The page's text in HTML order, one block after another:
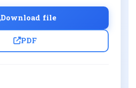
Download file
PDF